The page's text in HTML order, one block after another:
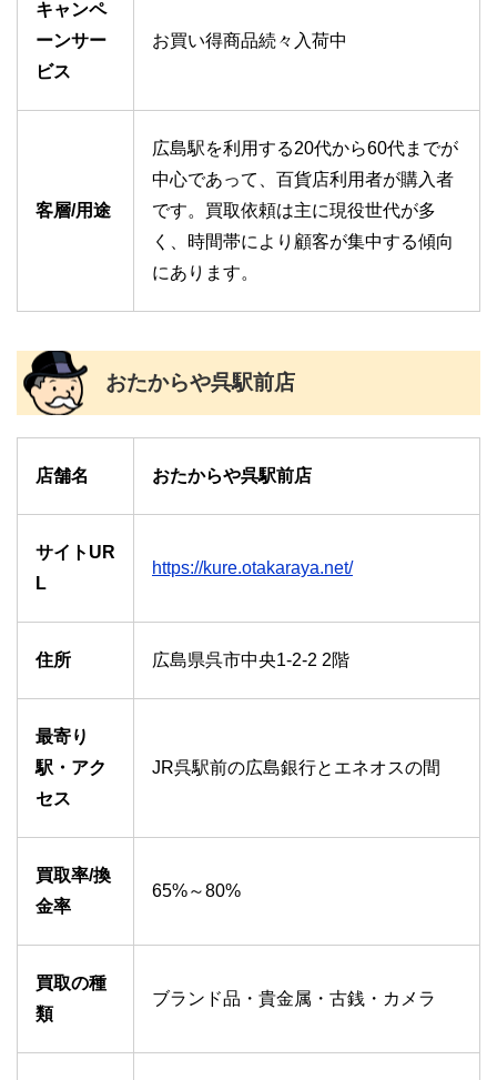
キャンペ
ーンサー
ビス
お買い得商品続々入荷中
客層/用途
広島駅を利用する20代から60代までが
中心であって、百貨店利用者が購入者
です。買取依頼は主に現役世代が多
く、時間帯により顧客が集中する傾向
にあります。
おたからや呉駅前店
店舗名 おたからや呉駅前店
サイトUR
L
https://kure.otakaraya.net/
住所 広島県呉市中央1-2-2 2階
最寄り
駅・アク
セス
JR呉駅前の広島銀行とエネオスの間
買取率/換
金率
65%～80%
買取の種
類
ブランド品・貴金属・古銭・カメラ